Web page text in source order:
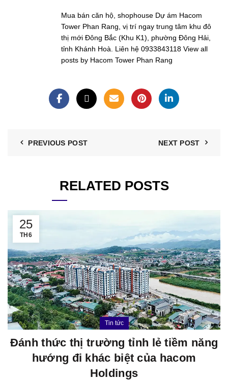
Mua bán căn hộ, shophouse Dự ám Hacom
Tower Phan Rang, vị trí ngay trung tâm khu đô
thị mới Đông Bắc (Khu K1), phường Đông Hải,
tỉnh Khánh Hoà. Liên hệ 0933843118 View all
posts by Hacom Tower Phan Rang
PREVIOUS POST NEXT POST
RELATED POSTS
25
TH6
Tin tức
Đánh thức thị trường tỉnh lẻ tiềm năng
hướng đi khác biệt của hacom
Holdings